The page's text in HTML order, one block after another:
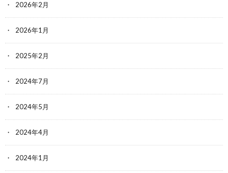
2026年2月
2026年1月
2025年2月
2024年7月
2024年5月
2024年4月
2024年1月